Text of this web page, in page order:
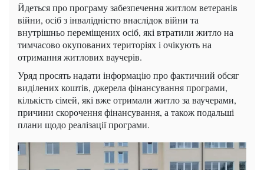
Йдеться про програму забезпечення житлом ветеранів
війни, осіб з інвалідністю внаслідок війни та
внутрішньо переміщених осіб, які втратили житло на
тимчасово окупованих територіях і очікують на
отримання житлових ваучерів.
Уряд просять надати інформацію про фактичний обсяг
виділених коштів, джерела фінансування програми,
кількість сімей, які вже отримали житло за ваучерами,
причини скорочення фінансування, а також подальші
плани щодо реалізації програми.